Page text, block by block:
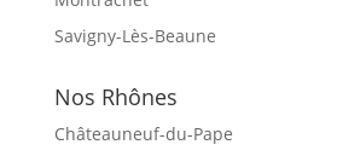
Savigny-Lès-Beaune
Nos Rhônes
Châteauneuf-du-Pape